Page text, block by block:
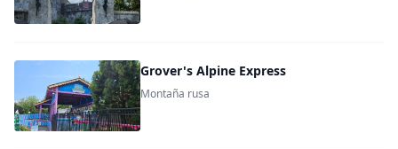
Grover's Alpine Express
Montaña rusa